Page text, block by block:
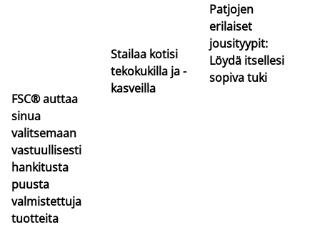
FSC® auttaa
sinua
valitsemaan
vastuullisesti
hankitusta
puusta
valmistettuja
tuotteita
Stailaa kotisi
tekokukilla ja -
kasveilla
Patjojen
erilaiset
jousityypit:
Löydä itsellesi
sopiva tuki